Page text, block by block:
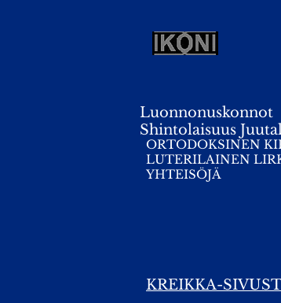
Luonnonuskonnot
Shintolaisuus
ORTODOKSINEN
LUTERILAINEN
YHTEISÖJÄ
KREIKKA-